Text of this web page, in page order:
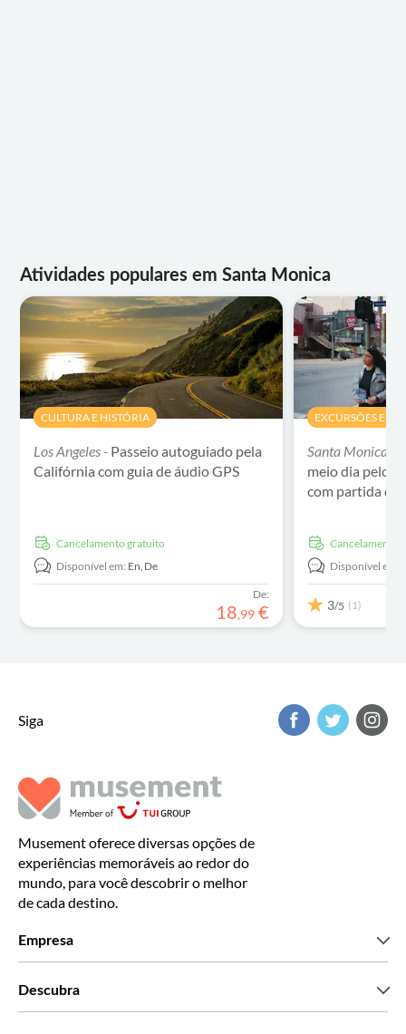
Atividades populares em Santa Monica
CULTURA E HISTÓRIA
Los Angeles - Passeio autoguiado pela
Califórnia com guia de áudio GPS
Cancelamento gratuito
Disponível em: En,De
De:
18,99 €
EXCURSÕES E
Santa Monica -
meio dia pelo
com partida de
Cancelamento
Disponível em:
3/5 (1)
Siga
Musement oferece diversas opções de
experiências memoráveis ao redor do
mundo, para você descobrir o melhor
de cada destino.
Empresa
Descubra